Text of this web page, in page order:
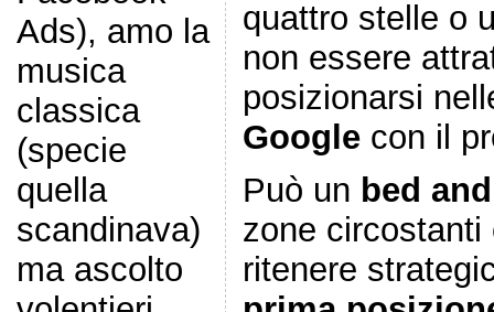
Ads), amo la
musica
classica
(specie
quella
scandinava)
ma ascolto
quattro stelle o
non essere
posizionarsi
Googlecon il
Può un bed
zone
ritenere